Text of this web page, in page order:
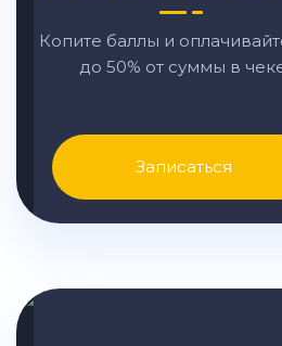
Копите баллы и
до 50% от суммы в
Записаться